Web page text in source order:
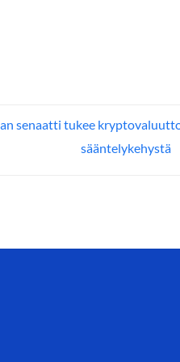
senaatti tukee
sääntelykehystä